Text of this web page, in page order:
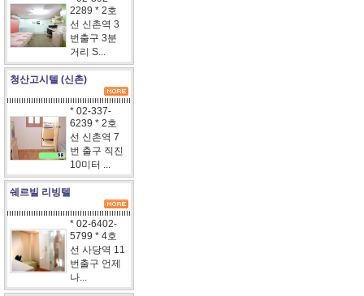
2289 * 2호
선 신촌역 3
번출구 3분
거리 S...
청산고시텔 (신촌)
* 02-337-
6239 * 2호
선 신촌역 7
번 출구 직진
10미터 ...
쉐르빌 리빙텔
* 02-6402-
5799 * 4호
선 사당역 11
번출구 언제
나...